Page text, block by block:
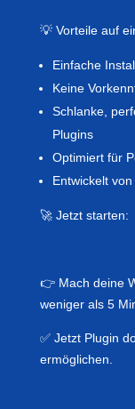
💡 Vorteile auf
Einfache
Keine
Schlanke,
Plugins
Optimiert für
Entwickelt
🚀 Jetzt starten:
👉 Mach deine
weniger als 5
✅ Jetzt Plugin
ermöglichen.